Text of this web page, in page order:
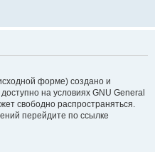
форме) создано и
на условиях GNU General
свободно распространяться.
перейдите по ссылке